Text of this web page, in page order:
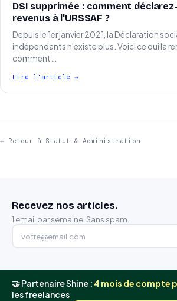
DSI supprimée : comment
revenus à l'URSSAF ?
Depuis le 1er janvier 2021, la Déclaration
indépendants n'existe plus. Voici ce qui la
comment…
Lire l'article →
← Retour à Statut & Administration
Recevez nos articles.
1 email par semaine. Sans spam.
🤝 Partenaire Shine : 4 mois de compte
les freelances